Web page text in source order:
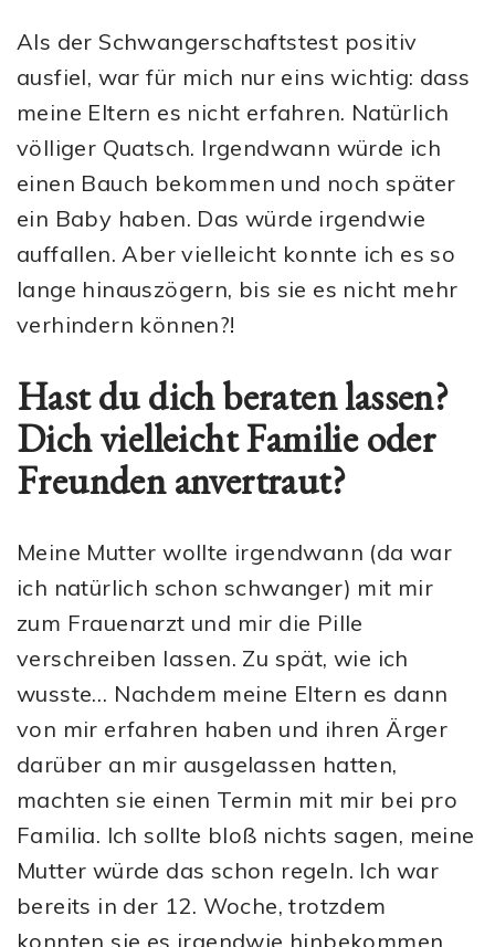
Als der Schwangerschaftstest positiv
ausfiel, war für mich nur eins wichtig: dass
meine Eltern es nicht erfahren. Natürlich
völliger Quatsch. Irgendwann würde ich
einen Bauch bekommen und noch später
ein Baby haben. Das würde irgendwie
auffallen. Aber vielleicht konnte ich es so
lange hinauszögern, bis sie es nicht mehr
verhindern können?!
Hast du dich beraten lassen?
Dich vielleicht Familie oder
Freunden anvertraut?
Meine Mutter wollte irgendwann (da war
ich natürlich schon schwanger) mit mir
zum Frauenarzt und mir die Pille
verschreiben lassen. Zu spät, wie ich
wusste… Nachdem meine Eltern es dann
von mir erfahren haben und ihren Ärger
darüber an mir ausgelassen hatten,
machten sie einen Termin mit mir bei pro
Familia. Ich sollte bloß nichts sagen, meine
Mutter würde das schon regeln. Ich war
bereits in der 12. Woche, trotzdem
konnten sie es irgendwie hinbekommen,